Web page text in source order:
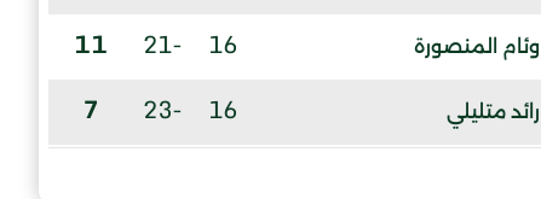
وئام المنصورة 16
-21
11
رائد متليلي 16
-23
7